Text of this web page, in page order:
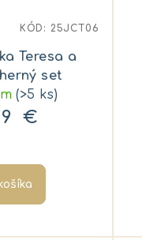
Teresa a
set
(>5 ks)
€
KÓD: 25JCT06